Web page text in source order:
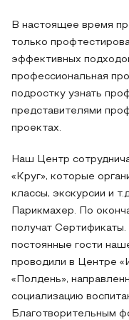
В настоящее время
только
эффективных
профессиональная
подростку узнать
представителями
проектах.
Наш Центр
«Круг», которые
классы, экскурсии и
Парикмахер. По
получат
постоянные гости
проводили в Центре
«Полдень»,
социализацию
Благотворительным